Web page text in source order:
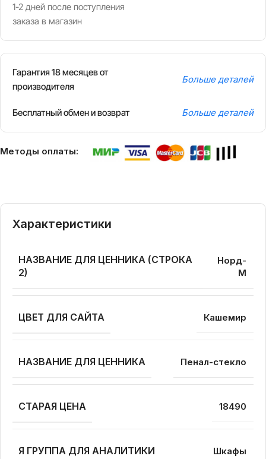
1-2 дней после поступления
заказа в магазин
Гарантия 18 месяцев от
производителя
Больше деталей
Бесплатный обмен и возврат Больше деталей
Методы оплаты:
Характеристики
НАЗВАНИЕ ДЛЯ ЦЕННИКА (СТРОКА
2)
Норд-
М
ЦВЕТ ДЛЯ САЙТА Кашемир
НАЗВАНИЕ ДЛЯ ЦЕННИКА Пенал-стекло
СТАРАЯ ЦЕНА 18490
Я ГРУППА ДЛЯ АНАЛИТИКИ Шкафы